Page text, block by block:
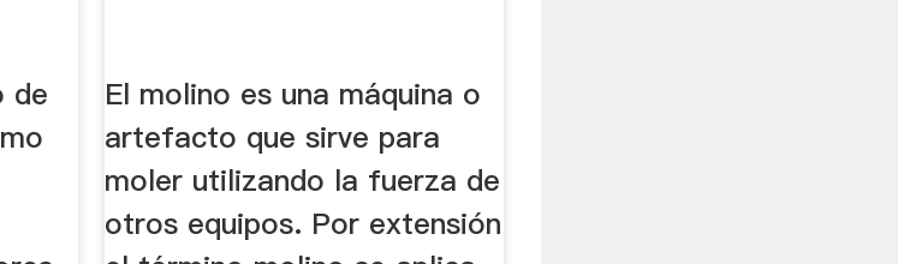
de
El molino es una máquina o
artefacto que sirve para
moler utilizando la fuerza de
otros equipos. Por extensión